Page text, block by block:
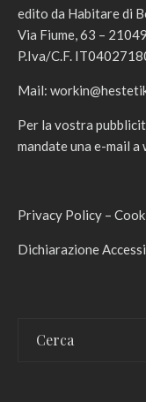
edito da Habitare di
Via Fiume, 63 –
P.Iva/C.F.
Mail:
Per la vostra
mandate una e-mail a
Privacy Policy –
Dichiarazione